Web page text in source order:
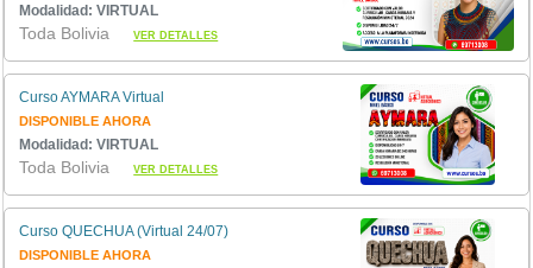
Modalidad: VIRTUAL
Toda BoliviaVER DETALLES
Curso AYMARA Virtual
DISPONIBLE AHORA
Modalidad: VIRTUAL
Toda BoliviaVER DETALLES
Curso QUECHUA (Virtual 24/07)
DISPONIBLE AHORA